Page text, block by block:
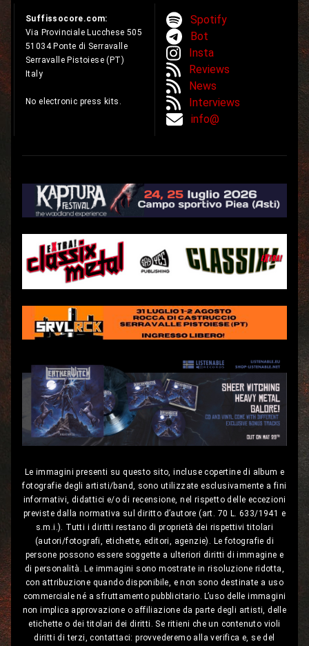
Suffissocore.com:
Via Provinciale Lucchese 505
51034 Ponte di Serravalle
Serravalle Pistoiese (PT)
Italy
No electronic press kits.
Spotify
Bot
Insta
Reviews
News
Interviews
info@
Le immagini presenti su questo sito, incluse copertine di album e
fotografie degli artisti/band, sono utilizzate esclusivamente a fini
informativi, didattici e/o di recensione, nel rispetto delle eccezioni
previste dalla normativa sul diritto d’autore (art. 70 L. 633/1941 e
s.m.i.). Tutti i diritti restano di proprietà dei rispettivi titolari
(autori/fotografi, etichette, editori, agenzie). Le fotografie di
persone possono essere soggette a ulteriori diritti di immagine e
di personalità. Le immagini sono mostrate in risoluzione ridotta,
con attribuzione quando disponibile, e non sono destinate a uso
commerciale né a sfruttamento pubblicitario. L’uso delle immagini
non implica approvazione o affiliazione da parte degli artisti, delle
etichette o dei titolari dei diritti. Se ritieni che un contenuto violi
diritti di terzi, contattaci: provvederemo alla verifica e, se del